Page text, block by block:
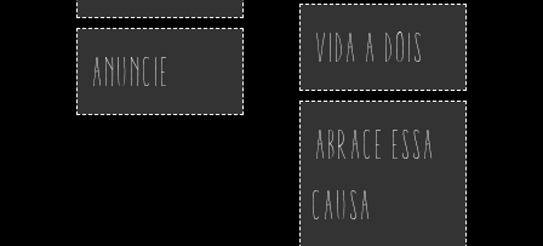
Anuncie
Vida a Dois
Abrace essa
Causa